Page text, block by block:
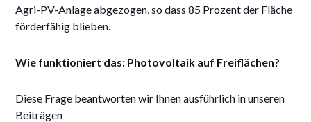
Agri-PV-Anlage abgezogen, so dass 85 Prozent der Fläche
förderfähig blieben.
Wie funktioniert das: Photovoltaik auf Freiflächen?
Diese Frage beantworten wir Ihnen ausführlich in unseren
Beiträgen